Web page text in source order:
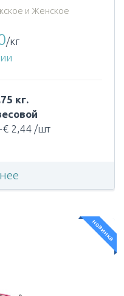
и Женское
/кг
кг.
2,44 /шт
новинка